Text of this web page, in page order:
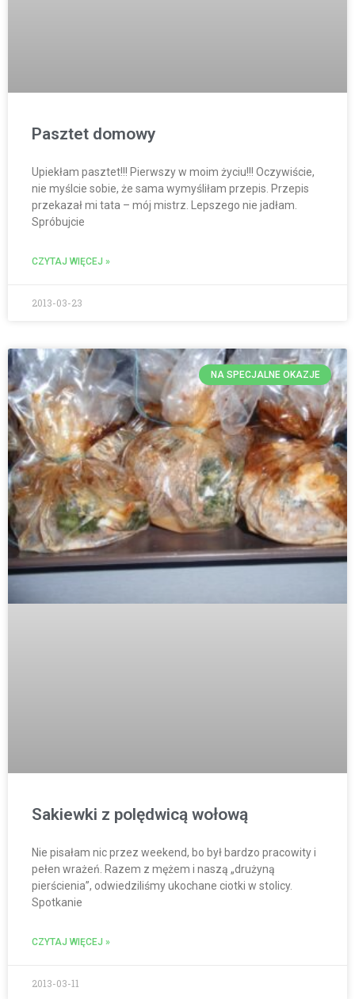
Pasztet domowy
Upiekłam pasztet!!! Pierwszy w moim życiu!!! Oczywiście,
nie myślcie sobie, że sama wymyśliłam przepis. Przepis
przekazał mi tata – mój mistrz. Lepszego nie jadłam.
Spróbujcie
CZYTAJ WIĘCEJ »
2013-03-23
NA SPECJALNE OKAZJE
Sakiewki z polędwicą wołową
Nie pisałam nic przez weekend, bo był bardzo pracowity i
pełen wrażeń. Razem z mężem i naszą „drużyną
pierścienia”, odwiedziliśmy ukochane ciotki w stolicy.
Spotkanie
CZYTAJ WIĘCEJ »
2013-03-11